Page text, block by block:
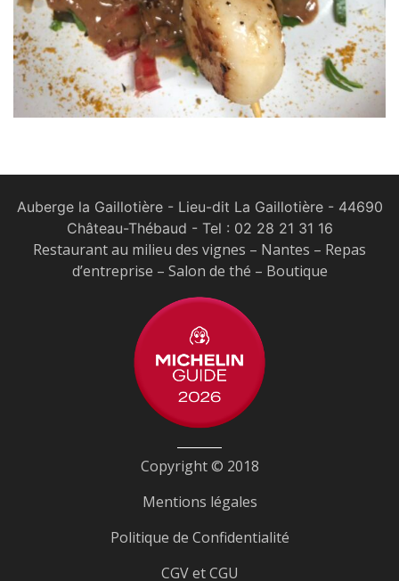
Auberge la Gaillotière - Lieu-dit La Gaillotière - 44690
Château-Thébaud - Tel : 02 28 21 31 16
Restaurant au milieu des vignes – Nantes – Repas
d’entreprise – Salon de thé – Boutique
Copyright © 2018
Mentions légales
Politique de Confidentialité
CGV et CGU